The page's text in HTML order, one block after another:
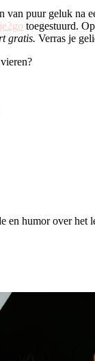
van puur geluk na
toegestuurd.
gratis. Verras je
en humor over het